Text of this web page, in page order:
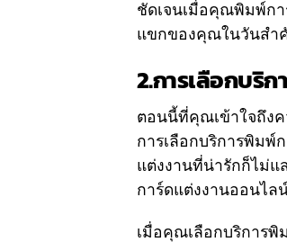
ชัดเจนเมื่อคุณพิมพ์ก
แขกของคุณในวันสำ
2.การเลือกบริ
ตอนนี้ที่คุณเข้าใจถึง
การเลือกบริการพิมพ์
แต่งงานที่น่ารักก็ไม่
การ์ดแต่งงานออนไ
เมื่อคุณเลือกบริการ